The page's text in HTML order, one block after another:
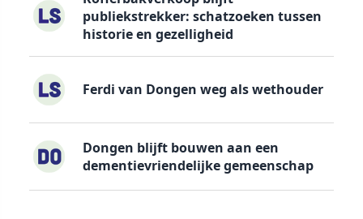
publiekstrekker: schatzoeken tussen
historie en gezelligheid
Ferdi van Dongen weg als wethouder
Dongen blijft bouwen aan een
dementievriendelijke gemeenschap